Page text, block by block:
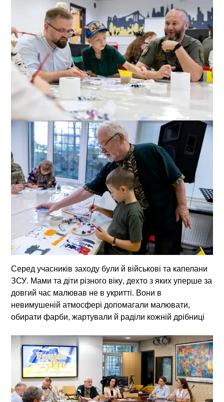
Серед учасників заходу були й військові та капелани
ЗСУ. Мами та діти різного віку, дехто з яких уперше за
довгий час малював не в укритті. Вони в
невимушеній атмосфері допомагали малювати,
обирати фарби, жартували й раділи кожній дрібниці